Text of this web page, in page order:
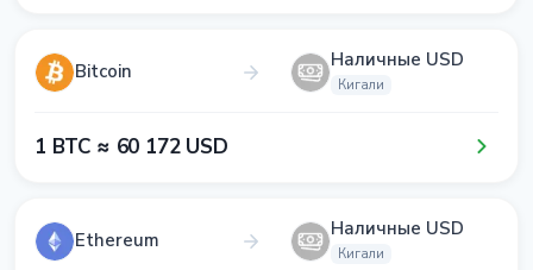
Bitcoin Наличные USD
Кигали
1​ BTC ≈ 6​0​ 1​7​2​ USD
Ethereum Наличные USD
Кигали